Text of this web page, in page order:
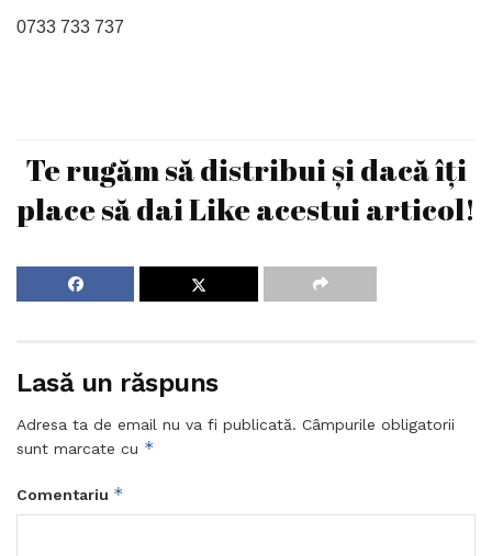
0733 733 737
Te rugăm să distribui și dacă îți
place să dai Like acestui articol!
Lasă un răspuns
Adresa ta de email nu va fi publicată. Câmpurile obligatorii
sunt marcate cu *
Comentariu *